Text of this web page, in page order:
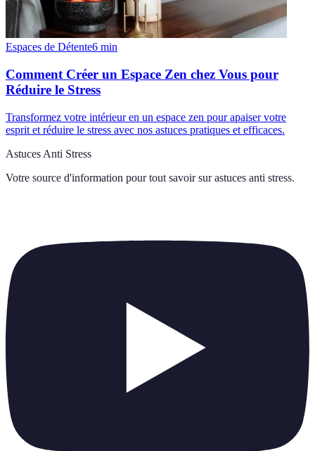
Espaces de Détente6 min
Comment Créer un Espace Zen chez Vous pour
Réduire le Stress
Transformez votre intérieur en un espace zen pour apaiser votre
esprit et réduire le stress avec nos astuces pratiques et efficaces.
Astuces Anti Stress
Votre source d'information pour tout savoir sur astuces anti stress.